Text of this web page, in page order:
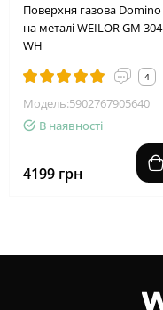
Поверхня газова Domino
на металі WEILOR GM 304
WH
4
Модель:5902767905640
В наявності
4199 грн